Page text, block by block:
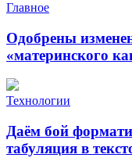
Главное
Одобрены
«материнского
Технологии
Даём бой
табуляция в